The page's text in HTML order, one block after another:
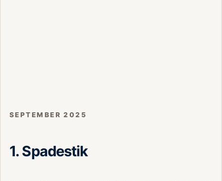
SEPTEMBER 2025
1. Spadestik